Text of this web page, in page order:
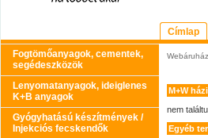
Címlap
Fogtömőanyagok, cementek,
segédeszközök
Lenyomatanyagok, ideiglenes
K+B anyagok
Gyógyhatású készítmények /
Injekciós fecskendők
Webáruház
M+W
nem
Egyéb